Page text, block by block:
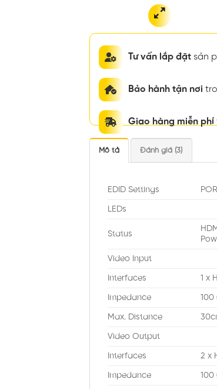
Tư vấn lắp đặt sản
Bảo hành tận nơi
Giao hàng miễn phí
Mô tả Đánh giá (3)
EDID Settings
LEDs
Status
Video Input
Interfaces 1 x
Impedance 100
Max. Distance
Video Output
Interfaces 2 x
Impedance 100